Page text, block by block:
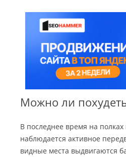
Можно ли
В последнее время на
наблюдается активное
видные места выдвигаются